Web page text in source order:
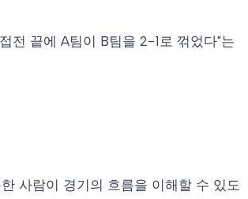
전 끝에 A팀이 B팀을 2-1로 꺾었다"는
사람이 경기의 흐름을 이해할 수 있도